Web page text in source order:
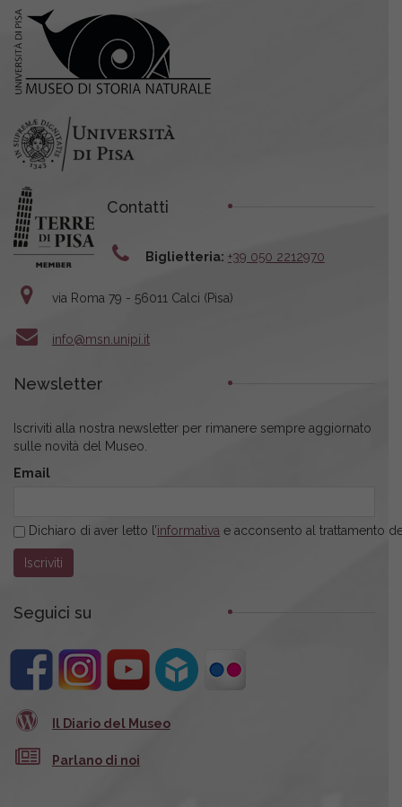
Contatti
Biglietteria: +39 050 2212970
via Roma 79 - 56011 Calci (Pisa)
info@msn.unipi.it
Newsletter
Iscriviti alla nostra newsletter per rimanere sempre aggiornato
sulle novità del Museo.
Email
Dichiaro di aver letto l’informativa e acconsento al trattamento
Seguici su
Il Diario del Museo
Parlano di noi